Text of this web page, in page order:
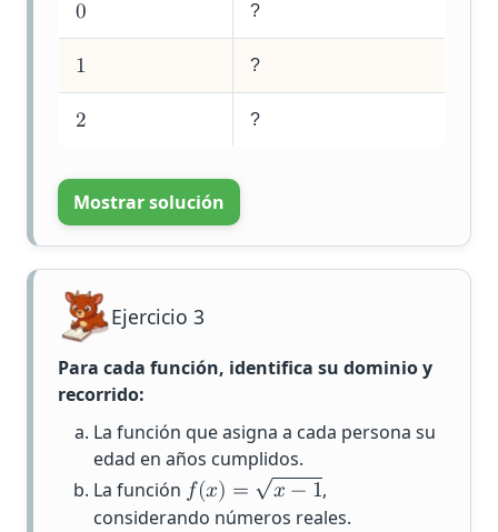
0 ?
1 ?
2 ?
Mostrar solución
Ejercicio 3
Para cada función, identifica su dominio y
recorrido:
La función que asigna a cada persona su
edad en años cumplidos.
La función 𝑓(𝑥) =
√
𝑥− 1,
considerando números reales.